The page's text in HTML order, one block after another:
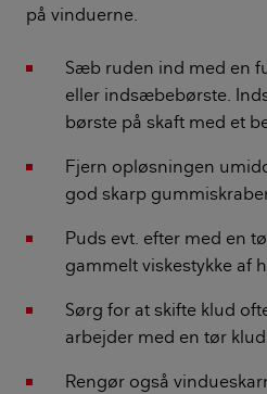
på vinduerne.
Sæb ruden ind med en
eller indsæbebørste.
børste på skaft med et
Fjern opløsningen
god skarp
Puds evt. efter med en
gammelt viskestykke af
Sørg for at skifte klud
arbejder med en tør
Rengør også